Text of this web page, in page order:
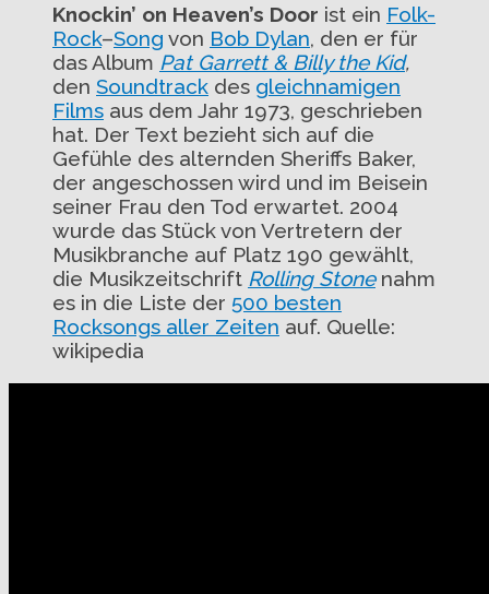
Knockin’ on Heaven’s Door ist ein Folk-
Rock–Song von Bob Dylan, den er für
das Album Pat Garrett & Billy the Kid,
den Soundtrack des gleichnamigen
Films aus dem Jahr 1973, geschrieben
hat. Der Text bezieht sich auf die
Gefühle des alternden Sheriffs Baker,
der angeschossen wird und im Beisein
seiner Frau den Tod erwartet. 2004
wurde das Stück von Vertretern der
Musikbranche auf Platz 190 gewählt,
die Musikzeitschrift Rolling Stonenahm
es in die Liste der 500 besten
Rocksongs aller Zeiten auf. Quelle:
wikipedia